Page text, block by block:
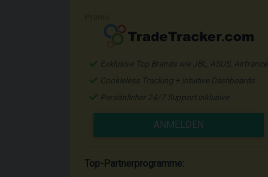
Exklusive Top Brands wie JBL, ASUS, Airfrance
Cookieless Tracking + intuitive Dashboards
Persönlicher 24/7 Support inklusive
ANMELDEN
Top-Partnerprogramme: